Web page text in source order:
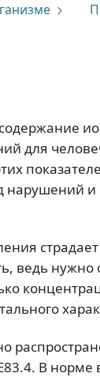
для
и
ведь
В норме